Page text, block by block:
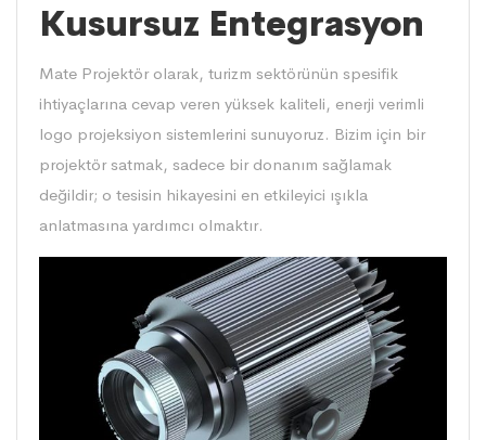
Kusursuz Entegrasyon
Mate Projektör olarak, turizm sektörünün spesifik
ihtiyaçlarına cevap veren yüksek kaliteli, enerji verimli
logo projeksiyon sistemlerini sunuyoruz. Bizim için bir
projektör satmak, sadece bir donanım sağlamak
değildir; o tesisin hikayesini en etkileyici ışıkla
anlatmasına yardımcı olmaktır.